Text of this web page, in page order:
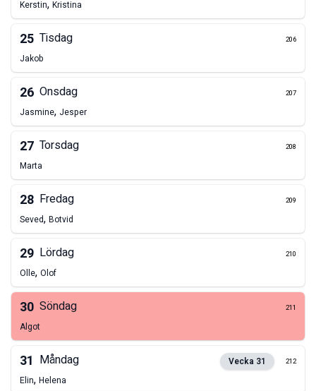
Kerstin, Kristina
25 Tisdag 206
Jakob
26 Onsdag 207
Jasmine, Jesper
27 Torsdag 208
Marta
28 Fredag 209
Seved, Botvid
29 Lördag 210
Olle, Olof
30 Söndag 211
Algot
31 Måndag Vecka 31 212
Elin, Helena